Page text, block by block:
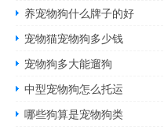
养宠物狗什么牌子的好
宠物猫宠物狗多少钱
宠物狗多大能遛狗
中型宠物狗怎么托运
哪些狗算是宠物狗类